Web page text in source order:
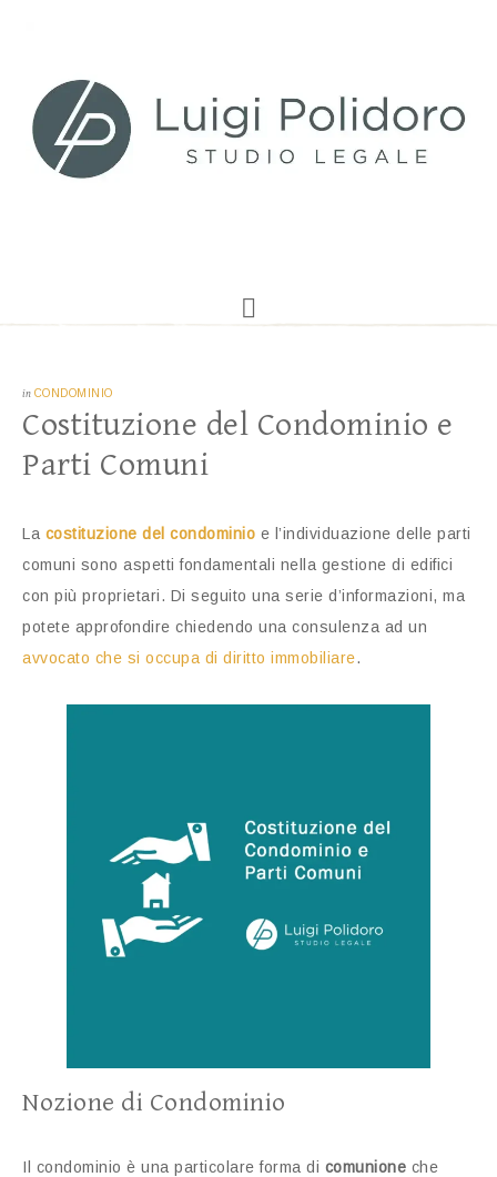
in CONDOMINIO
Costituzione del Condominio e
Parti Comuni
La costituzione del condominio e l’individuazione delle parti
comuni sono aspetti fondamentali nella gestione di edifici
con più proprietari. Di seguito una serie d’informazioni, ma
potete approfondire chiedendo una consulenza ad un
avvocato che si occupa di diritto immobiliare.
Nozione di Condominio
Il condominio è una particolare forma di comunione che